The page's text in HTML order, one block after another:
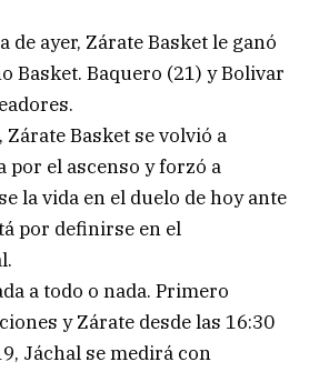
de ayer, Zárate Basket le ganó
Basket. Baquero (21) y Bolivar
Zárate Basket se volvió a
por el ascenso y forzó a
la vida en el duelo de hoy ante
por definirse en el
a todo o nada. Primero
y Zárate desde las 16:30
Jáchal se medirá con